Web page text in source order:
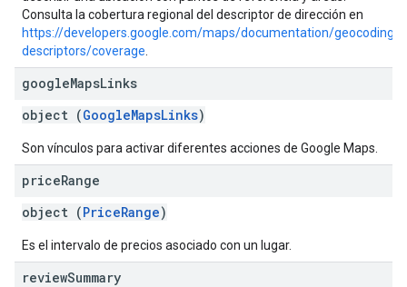
Consulta la cobertura regional del descriptor de dirección en
https://developers.google.com/maps/documentation/geocoding/
descriptors/coverage
googleMapsLinks
object (GoogleMapsLinks)
Son vínculos para activar diferentes acciones de Google Maps.
priceRange
object (PriceRange)
Es el intervalo de precios asociado con un lugar.
reviewSummary